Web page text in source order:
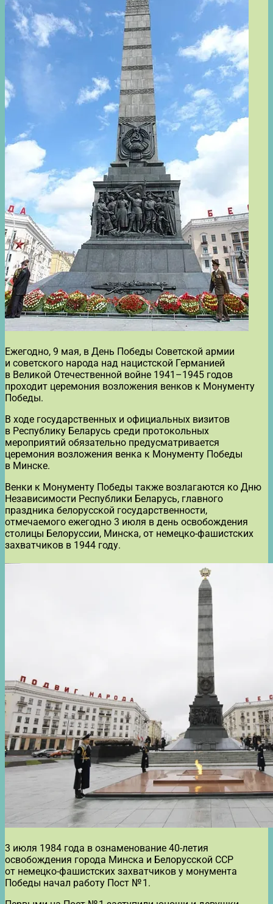
Ежегодно, 9 мая, в День Победы Советской армии
и советского народа над нацистской Германией
в Великой Отечественной войне 1941–1945 годов
проходит церемония возложения венков к Монументу
Победы.
В ходе государственных и официальных визитов
в Республику Беларусь среди протокольных
мероприятий обязательно предусматривается
церемония возложения венка к Монументу Победы
в Минске.
Венки к Монументу Победы также возлагаются ко Дню
Независимости Республики Беларусь, главного
праздника белорусской государственности,
отмечаемого ежегодно 3 июля в день освобождения
столицы Белоруссии, Минска, от немецко-фашистских
захватчиков в 1944 году.
3 июля 1984 года в ознаменование 40-летия
освобождения города Минска и Белорусской ССР
от немецко-фашистских захватчиков у монумента
Победы начал работу Пост № 1.